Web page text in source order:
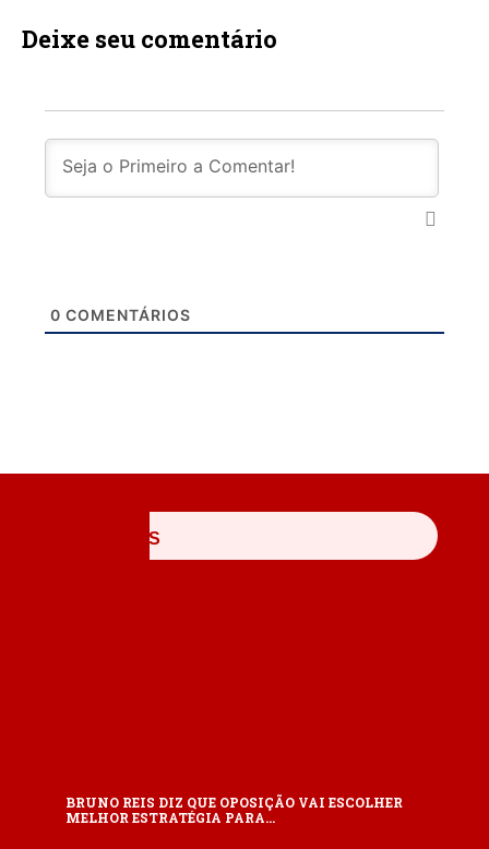
Deixe seu comentário
0 COMENTÁRIOS
ÚLTIMAS
BRUNO REIS DIZ QUE OPOSIÇÃO VAI ESCOLHER
MELHOR ESTRATÉGIA PARA…